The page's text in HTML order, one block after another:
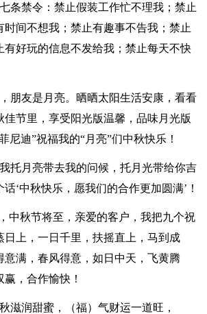
条禁令：禁止假装工作忙不理我；禁止
时间不想我；禁止有趣事不告我；禁止
有好玩的信息不发给我；禁止每天不快
朋友是月亮。晒晒太阳生活安康，看看
佳节里，享受阳光版温馨，品味月光版
尼迪”祝福我的“月亮”们中秋快乐！
托月亮带去我的问候，托月光带给你吉
‘中秋快乐，愿我们的合作更加圆满’！
中秋节将至，亲爱的客户，我把九个祝
日上，一日千里，扶摇直上，马到成
意满，春风得意，如日中天，飞黄腾
，合作愉快！
滋润甜蜜，（福）气财运一道旺，